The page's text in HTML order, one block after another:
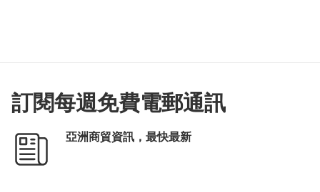
訂閱每週免費電郵通訊
亞洲商貿資訊，最快最新